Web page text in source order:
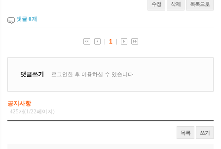
수정 삭제 목록으로
댓글 0개
공지사항
425개(1/22페이지)
목록 쓰기